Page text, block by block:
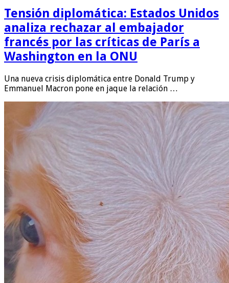
Tensión diplomática: Estados Unidos
analiza rechazar al embajador
francés por las críticas de París a
Washington en la ONU
Una nueva crisis diplomática entre Donald Trump y
Emmanuel Macron pone en jaque la relación …